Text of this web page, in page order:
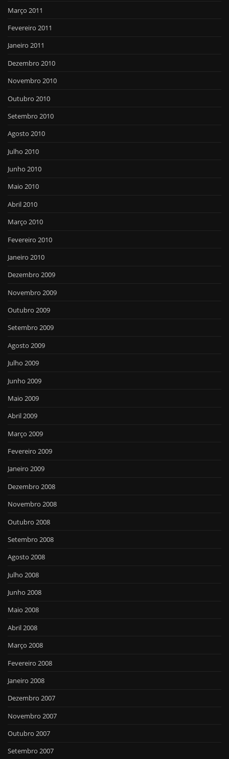
Março 2011
Fevereiro 2011
Janeiro 2011
Dezembro 2010
Novembro 2010
Outubro 2010
Setembro 2010
Agosto 2010
Julho 2010
Junho 2010
Maio 2010
Abril 2010
Março 2010
Fevereiro 2010
Janeiro 2010
Dezembro 2009
Novembro 2009
Outubro 2009
Setembro 2009
Agosto 2009
Julho 2009
Junho 2009
Maio 2009
Abril 2009
Março 2009
Fevereiro 2009
Janeiro 2009
Dezembro 2008
Novembro 2008
Outubro 2008
Setembro 2008
Agosto 2008
Julho 2008
Junho 2008
Maio 2008
Abril 2008
Março 2008
Fevereiro 2008
Janeiro 2008
Dezembro 2007
Novembro 2007
Outubro 2007
Setembro 2007